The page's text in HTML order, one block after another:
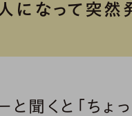
になって突然
と聞くと「ちょ